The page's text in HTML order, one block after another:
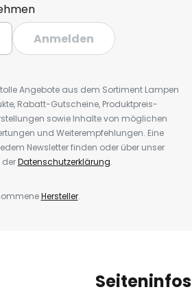
Anmelden
Angebote aus dem Sortiment Lampen
Rabatt-Gutscheine, Produktpreis-
sowie Inhalte von möglichen
und Weiterempfehlungen. Eine
Newsletter finden oder über unser
derDatenschutzerklärung.
Hersteller.
Seiteninfos